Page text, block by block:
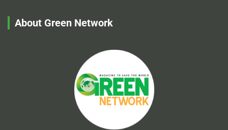
About Green Network